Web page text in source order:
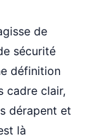
de
sécurité
définition
cadre clair,
dérapent et
là